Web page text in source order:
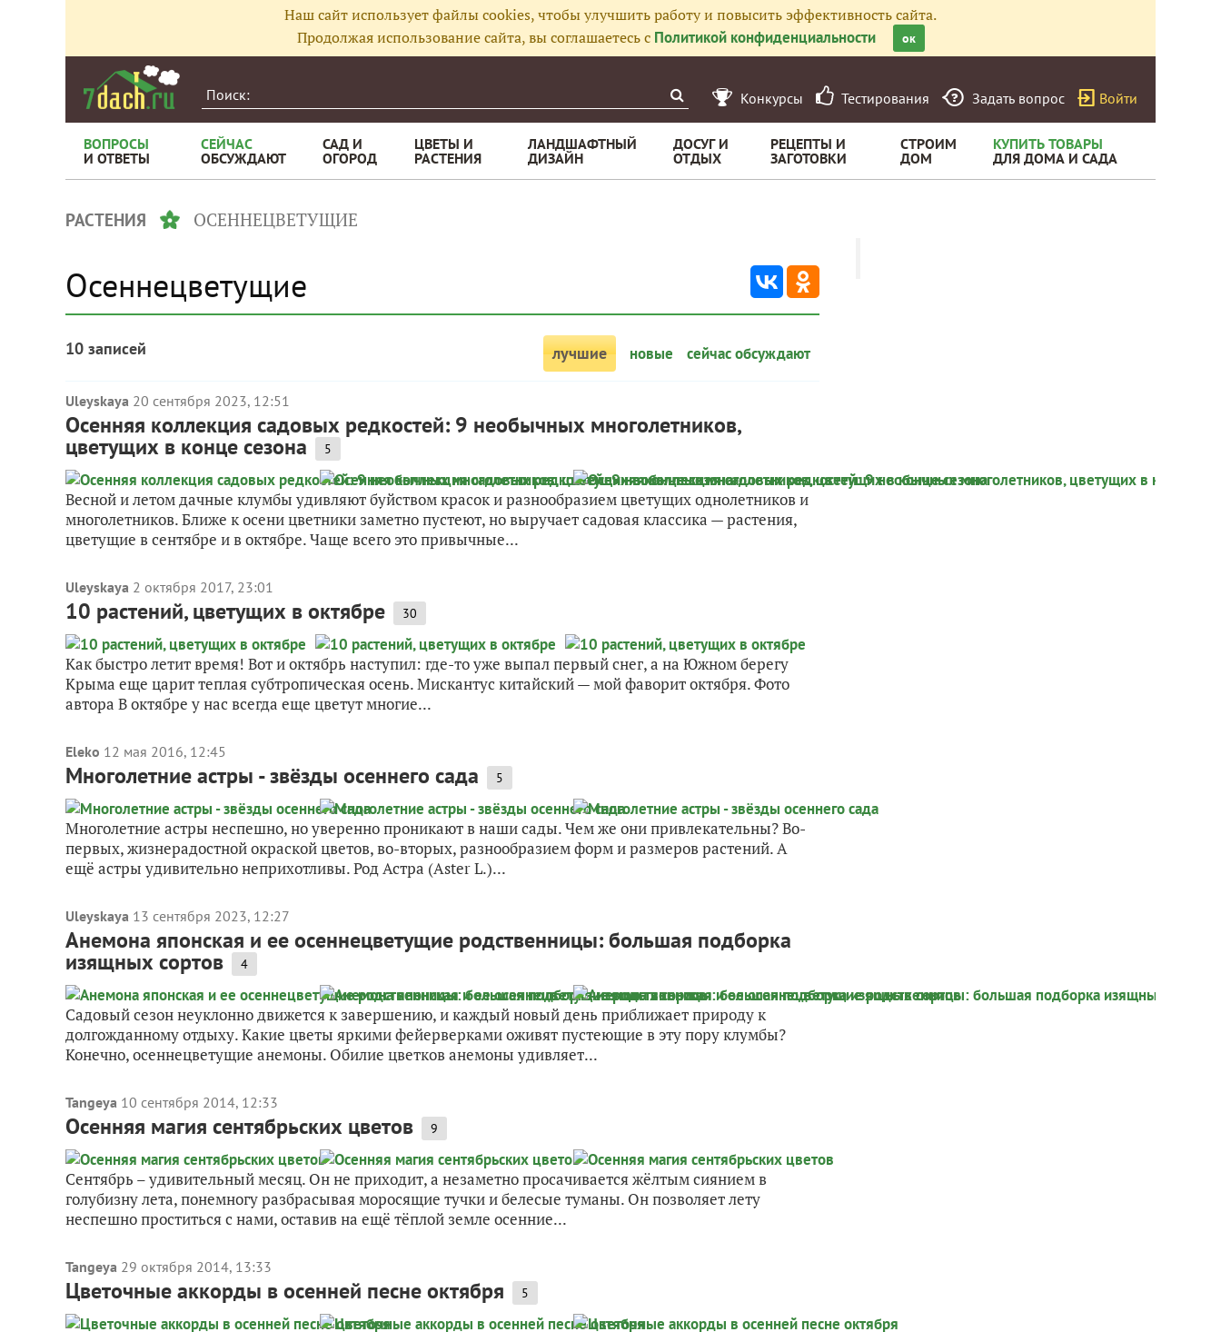
Наш сайт использует файлы cookies, чтобы улучшить работу и повысить эффективность сайта.
Продолжая использование сайта, вы соглашаетесь с Политикой конфиденциальности ок
Конкурсы Тестирования Задать вопрос Войти
ВОПРОСЫ
И ОТВЕТЫ
СЕЙЧАС
ОБСУЖДАЮТ
САД И
ОГОРОД
ЦВЕТЫ И
РАСТЕНИЯ
ЛАНДШАФТНЫЙ
ДИЗАЙН
ДОСУГ И
ОТДЫХ
РЕЦЕПТЫ И
ЗАГОТОВКИ
СТРОИМ
ДОМ
КУПИТЬ ТОВАРЫ
ДЛЯ ДОМА И САДА
РАСТЕНИЯ ОСЕННЕЦВЕТУЩИЕ
Осеннецветущие
10 записей лучшие новые сейчас обсуждают
Uleyskaya 20 сентября 2023, 12:51
Осенняя коллекция садовых редкостей: 9 необычных многолетников,
цветущих в конце сезона 5
Весной и летом дачные клумбы удивляют буйством красок и разнообразием цветущих однолетников и
многолетников. Ближе к осени цветники заметно пустеют, но выручает садовая классика — растения,
цветущие в сентябре и в октябре. Чаще всего это привычные...
Uleyskaya 2 октября 2017, 23:01
10 растений, цветущих в октябре 30
Как быстро летит время! Вот и октябрь наступил: где-то уже выпал первый снег, а на Южном берегу
Крыма еще царит теплая субтропическая осень. Мискантус китайский — мой фаворит октября. Фото
автора В октябре у нас всегда еще цветут многие...
Eleko 12 мая 2016, 12:45
Многолетние астры - звёзды осеннего сада 5
Многолетние астры неспешно, но уверенно проникают в наши сады. Чем же они привлекательны? Во-
первых, жизнерадостной окраской цветов, во-вторых, разнообразием форм и размеров растений. А
ещё астры удивительно неприхотливы. Род Астра (Aster L.)...
Uleyskaya 13 сентября 2023, 12:27
Анемона японская и ее осеннецветущие родственницы: большая подборка
изящных сортов 4
Садовый сезон неуклонно движется к завершению, и каждый новый день приближает природу к
долгожданному отдыху. Какие цветы яркими фейерверками оживят пустеющие в эту пору клумбы?
Конечно, осеннецветущие анемоны. Обилие цветков анемоны удивляет...
Tangeya 10 сентября 2014, 12:33
Осенняя магия сентябрьских цветов 9
Сентябрь – удивительный месяц. Он не приходит, а незаметно просачивается жёлтым сиянием в
голубизну лета, понемногу разбрасывая моросящие тучки и белесые туманы. Он позволяет лету
неспешно проститься с нами, оставив на ещё тёплой земле осенние...
Tangeya 29 октября 2014, 13:33
Цветочные аккорды в осенней песне октября 5